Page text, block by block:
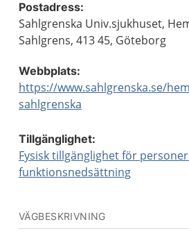
Postadress:
Sahlgrenska Univ.sjukhuset,
Sahlgrens, 413 45, Göteborg
Webbplats:
https://www.sahlgrenska.se/
sahlgrenska
Tillgänglighet:
Fysisk tillgänglighet för
funktionsnedsättning
VÄGBESKRIVNING